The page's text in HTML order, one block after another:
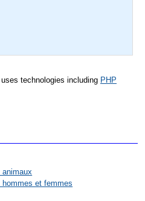
uses technologies including PHP
animaux
hommes et femmes